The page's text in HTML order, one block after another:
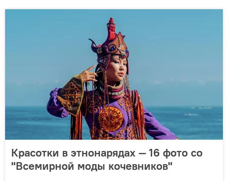
Красотки в этнонарядах — 16 фото со
"Всемирной моды кочевников"